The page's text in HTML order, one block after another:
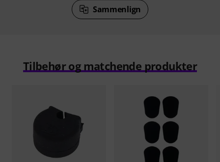
Sammenlign
Tilbehør og matchende produkter